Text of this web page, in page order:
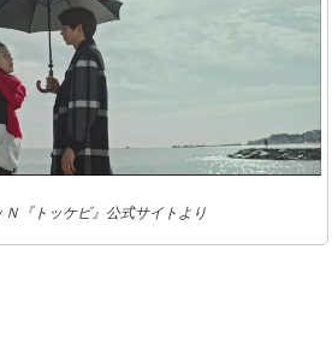
Ｎ『トッケビ』公式サイトより